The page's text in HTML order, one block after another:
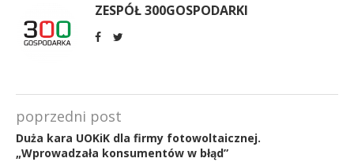
ZESPÓŁ 300GOSPODARKI
poprzedni post
Duża kara UOKiK dla firmy fotowoltaicznej.
„Wprowadzała konsumentów w błąd”